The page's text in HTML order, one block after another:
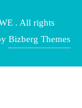
. All rights
Bizberg Themes